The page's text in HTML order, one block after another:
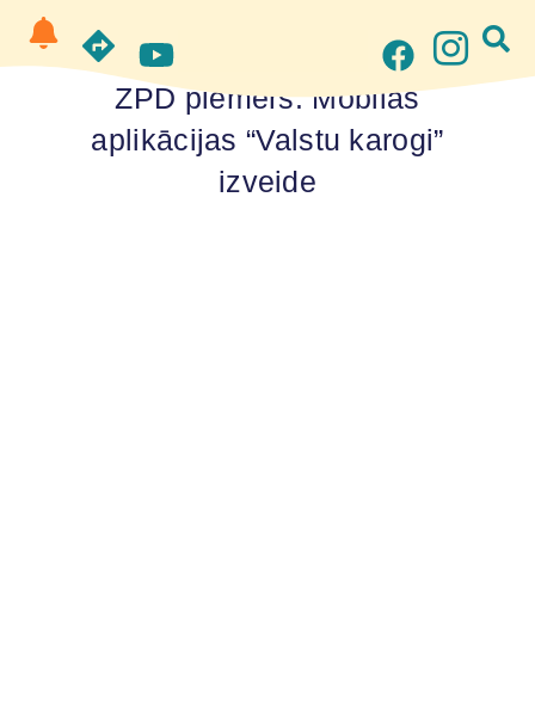
ZPD piemērs. Mobilās
aplikācijas “Valstu karogi”
izveide